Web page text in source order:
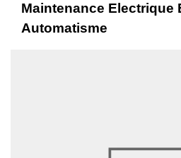
Maintenance Electrique
Automatisme